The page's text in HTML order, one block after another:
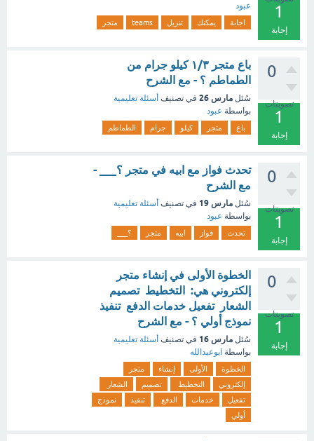
1
إجابة
عبود
اجابة يمكنك تنزيل teams متجر
0
تصويتات
1
إجابة
باع متجر ١/٣ كيلو جرام من
الطماطم ؟ - مع الشرح
سُئل مارس 26 في تصنيف أسئلة تعليمية
بواسطة عبود
باع متجر كيلو جرام الطماطم
0
تصويتات
1
إجابة
تحدث فواز مع ابيه في متجر ؟___ -
مع الشرح
سُئل مارس 19 في تصنيف أسئلة تعليمية
بواسطة عبود
تحدث فواز ابيه متجر ؟___
0
تصويتات
1
إجابة
الخطوة الأولى في إنشاء متجر
إلكتروني هي: التخطيط تصميم
الشعار تفعيل خدمات الدفع تنفيذ
نموذج أولي ؟ - مع الشرح
سُئل مارس 16 في تصنيف أسئلة تعليمية
بواسطة ابوعبدالله
الخطوة الأولى إنشاء
متجر
إلكتروني
التخطيط تصميم
الشعار
تفعيل
خدمات الدفع تنفيذ
نموذج
أولي